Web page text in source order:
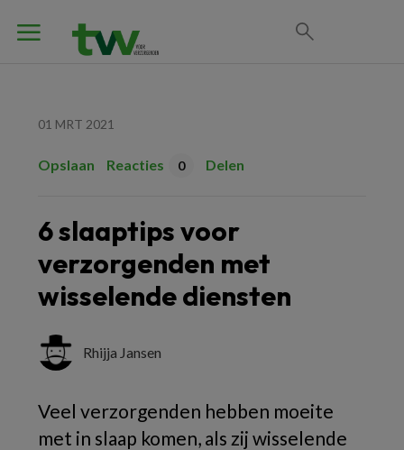
01 MRT 2021
Opslaan Reacties 0 Delen
6 slaaptips voor
verzorgenden met
wisselende diensten
Rhijja Jansen
Veel verzorgenden hebben moeite
met in slaap komen, als zij wisselende